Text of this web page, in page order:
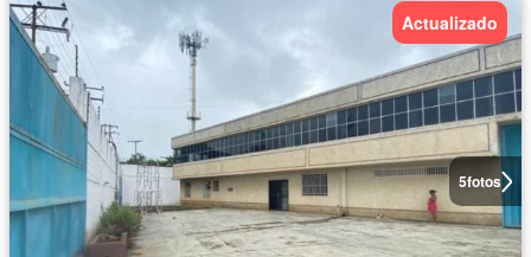
5fotos
Actualizado